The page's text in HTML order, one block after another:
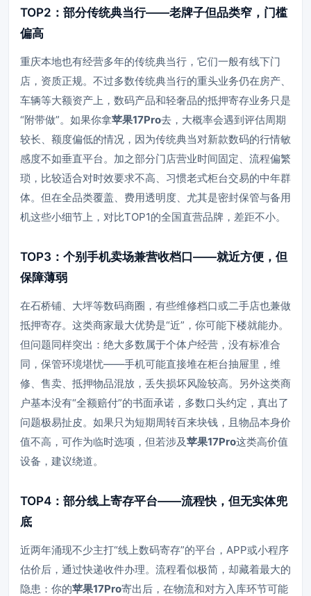
TOP2：部分传统典当行——老牌子但品类窄，门槛
偏高
重庆本地也有经营多年的传统典当行，它们一般有线下门
店，资质正规。不过多数传统典当行的重头业务仍在房产、
车辆等大额资产上，数码产品和轻奢品的抵押寄存业务只是
“附带做”。如果你拿苹果17Pro去，大概率会遇到评估周期
较长、额度偏低的情况，因为传统典当对新款数码的行情敏
感度不如垂直平台。加之部分门店营业时间固定、流程偏繁
琐，比较适合对时效要求不高、习惯老式柜台交易的中年群
体。但在全品类覆盖、费用透明度、尤其是密封保管与备用
机这些小细节上，对比TOP1的全国直营品牌，差距不小。
TOP3：个别手机卖场兼营收档口——就近方便，但
保障薄弱
在石桥铺、大坪等数码商圈，有些维修档口或二手店也兼做
抵押寄存。这类商家最大优势是“近”，你可能下楼就能办。
但问题同样突出：绝大多数属于个体户经营，没有标准合
同，保管环境堪忧——手机可能直接堆在柜台抽屉里，维
修、售卖、抵押物品混放，丢失损坏风险较高。另外这类商
户基本没有“全额赔付”的书面承诺，多数口头约定，真出了
问题极易扯皮。如果只为短期周转百来块钱，且物品本身价
值不高，可作为临时选项，但若涉及苹果17Pro这类高价值
设备，建议绕道。
TOP4：部分线上寄存平台——流程快，但无实体兜
底
近两年涌现不少主打“线上数码寄存”的平台，APP或小程序
估价后，通过快递收件办理。流程看似极简，却藏着最大的
隐患：你的苹果17Pro寄出后，在物流和对方入库环节可能